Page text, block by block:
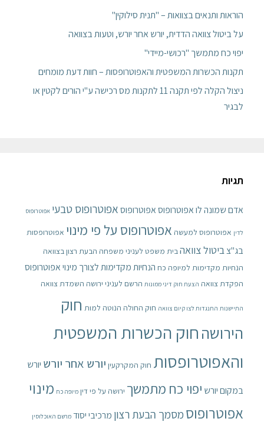
הוראות ותנאים בצוואות – "תנית סילוקין"
על ביטול צוואה הדדית, יורש אחר יורש, וטעות בצוואה
יפוי כח מתמשך "רכושי-מיידי"
תקנות הכשרות המשפטית והאפוטרופסות – חוות דעת מומחים
ניצול הקלה לפי תקנה 11 לתקנות מס רכישה ע"י הורים לקטין או
לבגיר
תגיות
אדם שמונה לו אפוטרופוסאפוטרופוסאפוטרופוס טבעי אפוטרופוס
לדין אפוטרופוס למעשה אפוטרופוס על פי מינוי אפוטרופסות
בג"צביטול צוואהבית משפט לעניני משפחה הבעת רצון בצוואה
הנחיות מקדימות למיופה כח הנחיות מקדימות לצורך מינוי אפוטרופוס
הפקדת צוואה הצעת חוק דיני ממונות הרשם לעניני ירושה השמדת צוואה
התיישנות התנגדות לצו קיום צוואה חוק החולה הנוטה למות חוק
הירושהחוק הכשרות המשפטית
והאפוטרופסות חוק המקרקעין יורש אחר יורש יורש
במקום יורש יפוי כח מתמשך ירושה על פי דין מיופה כח מינוי
אפוטרופוס מסמך הבעת רצון מרכיבי יסוד מרשם האוכלוסין